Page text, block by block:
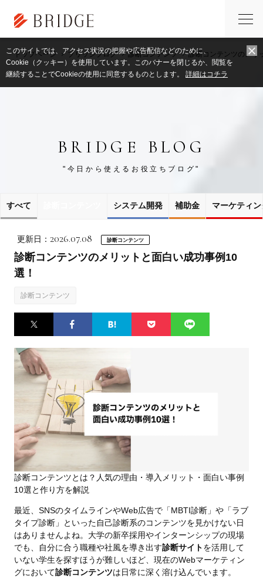
トップページ ブリッジブログ 診断コンテンツ 診断コンテンツのメリ
このサイトでは、アクセス状況の把握や広告配信などのために、
Cookie（クッキー）を使用しています。このバナーを閉じるか、閲覧を
継続することでCookieの使用に同意するものとします。 詳細はコチラ
BRIDGE BLOG
"今日から使えるお役立ちブログ"
すべて システム開発 補助金 マーケティン
更新日： 2026.07.08 診断コンテンツ
診断コンテンツのメリットと面白い成功事例10
選！
診断コンテンツ
診断コンテンツとは？人気の理由・導入メリット・面白い事例
10選と作り方を解説
最近、SNSのタイムラインやWeb広告で「MBTI診断」や「ラブ
タイプ診断」といった自己診断系のコンテンツを見かけない日
はありませんよね。大学の新卒採用やインターンシップの現場
でも、自分に合う職種や社風を導き出す診断サイトを活用して
いない学生を探すほうが難しいほど、現在のWebマーケティン
グにおいて診断コンテンツは日常に深く溶け込んでいます。